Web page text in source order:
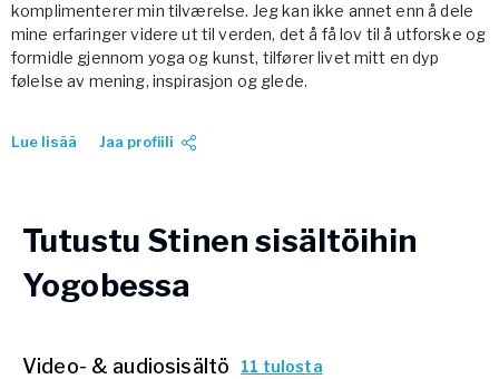
komplimenterer min tilværelse. Jeg kan ikke annet enn å dele
mine erfaringer videre ut til verden, det å få lov til å utforske og
formidle gjennom yoga og kunst, tilfører livet mitt en dyp
følelse av mening, inspirasjon og glede.
Lue lisää Jaa profiili
Tutustu Stinen sisältöihin
Yogobessa
Video- & audiosisältö 11 tulosta